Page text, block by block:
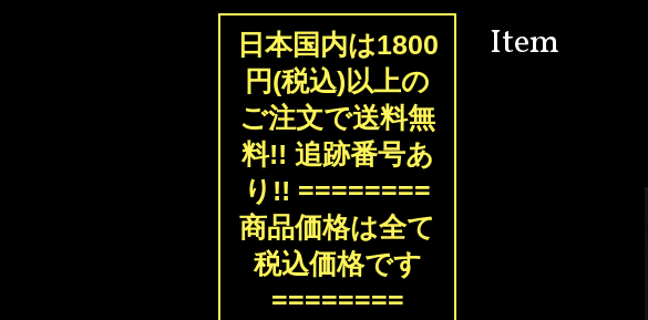
Item
日本国内は1800
円(税込)以上の
ご注文で送料無
料!! 追跡番号あ
り!! ========
商品価格は全て
税込価格です
========